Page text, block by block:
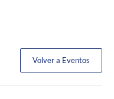
Volver a Eventos